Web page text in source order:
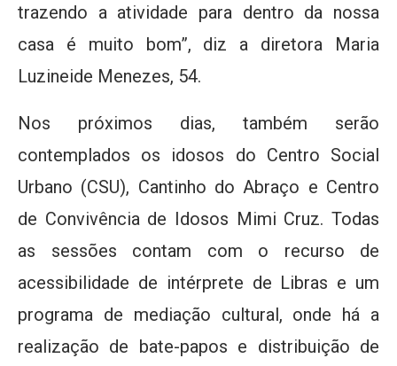
trazendo a atividade para dentro da nossa
casa é muito bom”, diz a diretora Maria
Luzineide Menezes, 54.
Nos próximos dias, também serão
contemplados os idosos do Centro Social
Urbano (CSU), Cantinho do Abraço e Centro
de Convivência de Idosos Mimi Cruz. Todas
as sessões contam com o recurso de
acessibilidade de intérprete de Libras e um
programa de mediação cultural, onde há a
realização de bate-papos e distribuição de